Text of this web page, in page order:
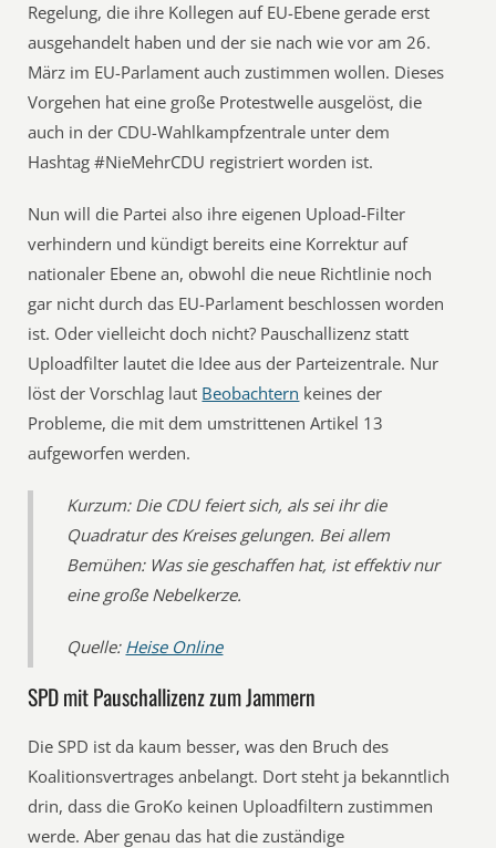
Regelung, die ihre Kollegen auf EU-Ebene gerade erst
ausgehandelt haben und der sie nach wie vor am 26.
März im EU-Parlament auch zustimmen wollen. Dieses
Vorgehen hat eine große Protestwelle ausgelöst, die
auch in der CDU-Wahlkampfzentrale unter dem
Hashtag #NieMehrCDU registriert worden ist.
Nun will die Partei also ihre eigenen Upload-Filter
verhindern und kündigt bereits eine Korrektur auf
nationaler Ebene an, obwohl die neue Richtlinie noch
gar nicht durch das EU-Parlament beschlossen worden
ist. Oder vielleicht doch nicht? Pauschallizenz statt
Uploadfilter lautet die Idee aus der Parteizentrale. Nur
löst der Vorschlag laut Beobachtern keines der
Probleme, die mit dem umstrittenen Artikel 13
aufgeworfen werden.
Kurzum: Die CDU feiert sich, als sei ihr die
Quadratur des Kreises gelungen. Bei allem
Bemühen: Was sie geschaffen hat, ist effektiv nur
eine große Nebelkerze.
Quelle: Heise Online
SPD mit Pauschallizenz zum Jammern
Die SPD ist da kaum besser, was den Bruch des
Koalitionsvertrages anbelangt. Dort steht ja bekanntlich
drin, dass die GroKo keinen Uploadfiltern zustimmen
werde. Aber genau das hat die zuständige